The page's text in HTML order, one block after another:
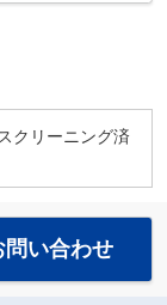
クリーニング済
問い合わせ